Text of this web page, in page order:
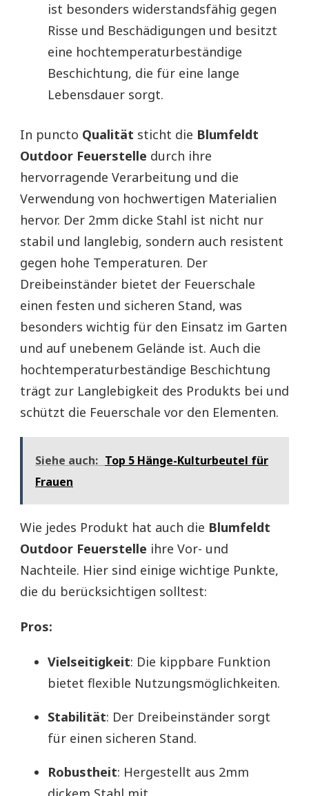
ist besonders widerstandsfähig gegen
Risse und Beschädigungen und besitzt
eine hochtemperaturbeständige
Beschichtung, die für eine lange
Lebensdauer sorgt.
In puncto Qualität sticht die Blumfeldt
Outdoor Feuerstelle durch ihre
hervorragende Verarbeitung und die
Verwendung von hochwertigen Materialien
hervor. Der 2mm dicke Stahl ist nicht nur
stabil und langlebig, sondern auch resistent
gegen hohe Temperaturen. Der
Dreibeinständer bietet der Feuerschale
einen festen und sicheren Stand, was
besonders wichtig für den Einsatz im Garten
und auf unebenem Gelände ist. Auch die
hochtemperaturbeständige Beschichtung
trägt zur Langlebigkeit des Produkts bei und
schützt die Feuerschale vor den Elementen.
Siehe auch: Top 5 Hänge-Kulturbeutel für
Frauen
Wie jedes Produkt hat auch die Blumfeldt
Outdoor Feuerstelle ihre Vor- und
Nachteile. Hier sind einige wichtige Punkte,
die du berücksichtigen solltest:
Pros:
Vielseitigkeit: Die kippbare Funktion
bietet flexible Nutzungsmöglichkeiten.
Stabilität: Der Dreibeinständer sorgt
für einen sicheren Stand.
Robustheit: Hergestellt aus 2mm